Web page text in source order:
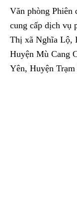
Văn phòng Phiên
cung cấp dịch vụ
Thị xã Nghĩa Lộ,
Huyện Mù Cang
Yên, Huyện